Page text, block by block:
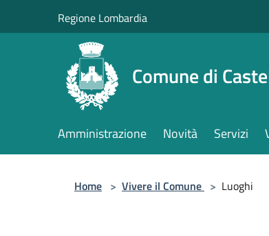
Regione Lombardia
Comune di
Amministrazione Novità Servizi
Home > Vivere il Comune > Luoghi